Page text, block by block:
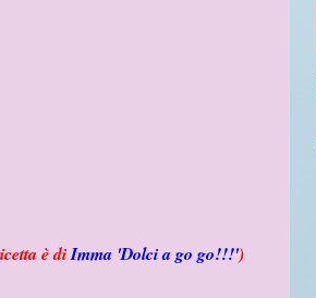
è diImma 'Dolci a go go!!!')